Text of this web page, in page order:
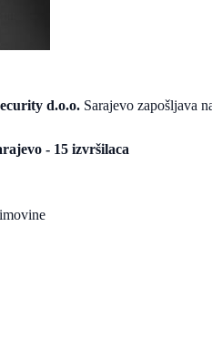
d.o.o. Sarajevo zapošljava
- 15 izvršilaca